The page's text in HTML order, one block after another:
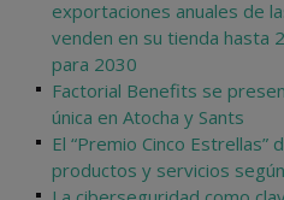
exportaciones anuales de
venden en su tienda hasta
para 2030
Factorial Benefits se
única en Atocha y Sants
El “Premio Cinco
productos y servicios